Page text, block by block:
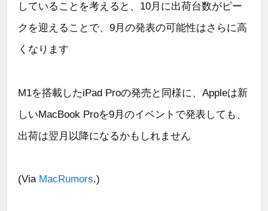
していることを考えると、10月に出荷台数がピー
クを迎えることで、9月の発表の可能性はさらに高
くなります
M1を搭載したiPad Proの発売と同様に、Appleは新
しいMacBook Proを9月のイベントで発表しても、
出荷は翌月以降になるかもしれません
(Via MacRumors.)